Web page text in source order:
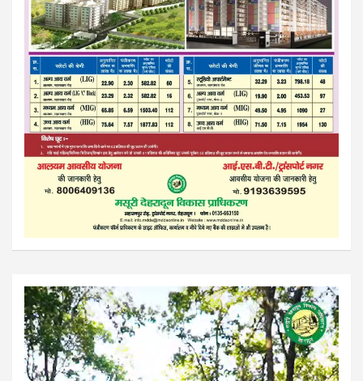
Video
Player